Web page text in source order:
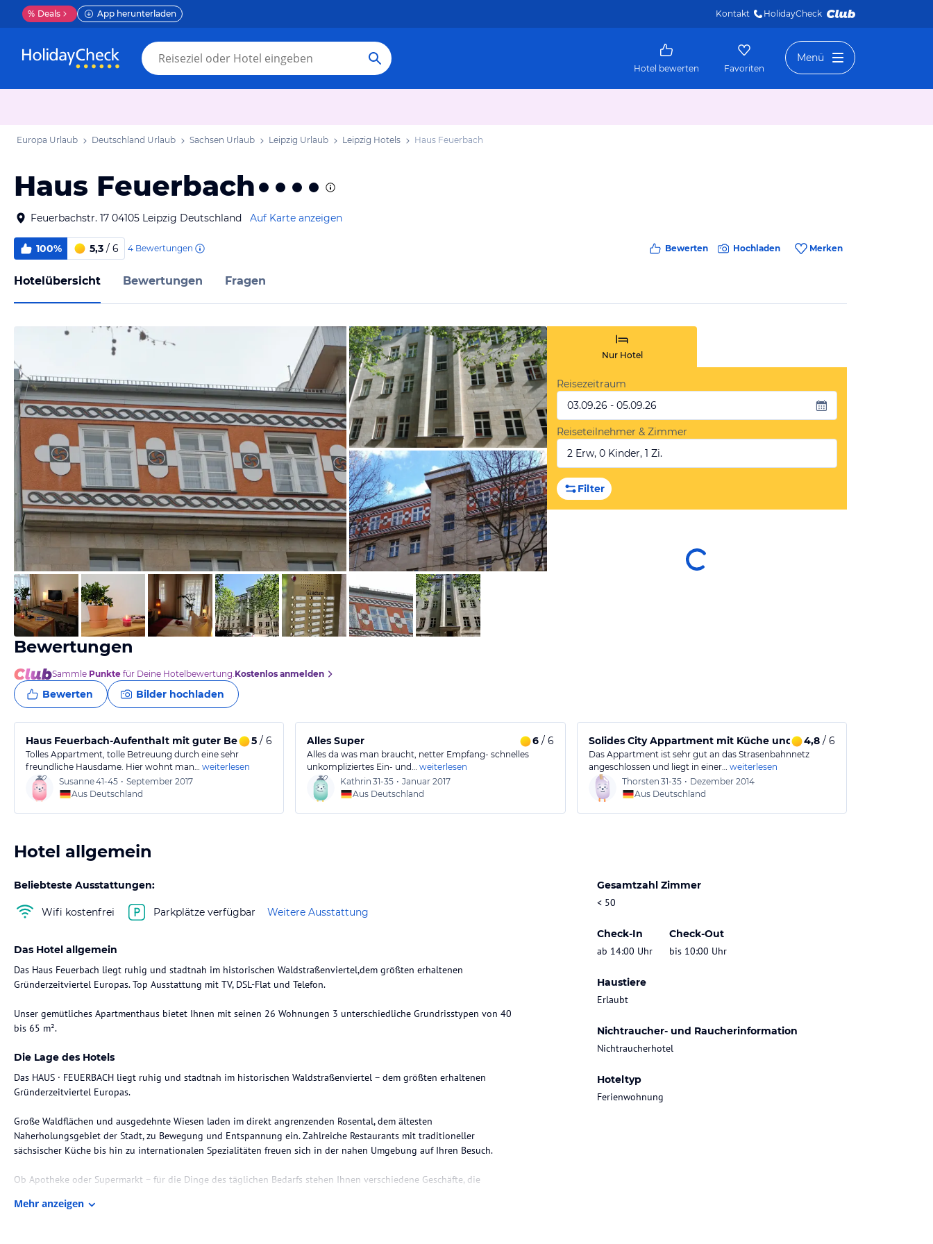
% Deals App herunterladen Kontakt HolidayCheck
Hotel bewerten Favoriten
Menü
Europa Urlaub Deutschland Urlaub Sachsen Urlaub Leipzig Urlaub Leipzig Hotels Haus Feuerbach
Haus Feuerbach
Feuerbachstr. 17 04105 Leipzig Deutschland Auf Karte anzeigen
100% 5,3 / 6 4 Bewertungen Bewerten Hochladen Merken
Hotelübersicht Bewertungen Fragen
von Expedia
von Expedia
von Expedia
Nur Hotel
Reisezeitraum
03.09.26 - 05.09.26
Reiseteilnehmer & Zimmer
2 Erw, 0 Kinder, 1 Zi.
Filter
Bewertungen
Sammle Punkte für Deine Hotelbewertung.Kostenlos anmelden
Bewerten Bilder hochladen
Haus Feuerbach-Aufenthalt mit guter Betreuung
5 / 6
Tolles Appartment, tolle Betreuung durch eine sehr
freundliche Hausdame. Hier wohnt man… weiterlesen
Susanne41-45 • September 2017
Aus Deutschland
Alles Super 6/ 6
Alles da was man braucht, netter Empfang- schnelles
unkompliziertes Ein- und… weiterlesen
Kathrin 31-35 • Januar 2017
Aus Deutschland
Solides City Appartment mit Küche und Nahverkehr
4,8/ 6
Das Appartment ist sehr gut an das Strasenbahnnetz
angeschlossen und liegt in einer… weiterlesen
Thorsten 31-35 • Dezember 2014
Aus Deutschland
Hotel allgemein
Beliebteste Ausstattungen:
Wifi kostenfrei Parkplätze verfügbar Weitere Ausstattung
Gesamtzahl Zimmer
< 50
Check-In
ab 14:00 Uhr
Check-Out
bis 10:00 Uhr
Haustiere
Erlaubt
Nichtraucher- und Raucherinformation
Nichtraucherhotel
Hoteltyp
Ferienwohnung
Das Hotel allgemein
Das Haus Feuerbach liegt ruhig und stadtnah im historischen Waldstraßenviertel,dem größten erhaltenen
Gründerzeitviertel Europas. Top Ausstattung mit TV, DSL-Flat und Telefon.
Unser gemütliches Apartmenthaus bietet Ihnen mit seinen 26 Wohnungen 3 unterschiedliche Grundrisstypen von 40
bis 65 m².
Die Lage des Hotels
Das HAUS · FEUERBACH liegt ruhig und stadtnah im historischen Waldstraßenviertel – dem größten erhaltenen
Gründerzeitviertel Europas.
Große Waldflächen und ausgedehnte Wiesen laden im direkt angrenzenden Rosental, dem ältesten
Naherholungsgebiet der Stadt, zu Bewegung und Entspannung ein. Zahlreiche Restaurants mit traditioneller
sächsischer Küche bis hin zu internationalen Spezialitäten freuen sich in der nahen Umgebung auf Ihren Besuch.
Ob Apotheke oder Supermarkt – für die Dinge des täglichen Bedarfs stehen Ihnen verschiedene Geschäfte, die
öffentlichen Verkehrsmitteln in 5 Minuten. Nächste Haltestelle ÖPNV: Feuerbachstraße, Linie 4.
Mehr anzeigen